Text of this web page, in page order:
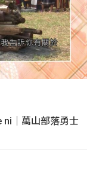
ni｜萬山部落勇士